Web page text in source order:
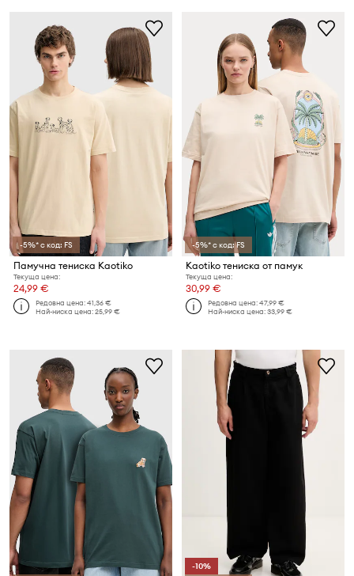
-5%* с код: FS
Памучна тениска Kaotiko
Текуща цена:
24,99 €
Редовна цена:41,36 €
Най-ниска цена:25,99 €
-5%* с код: FS
Kaotiko тениска от памук
Текуща цена:
30,99 €
Редовна цена:47,99 €
Най-ниска цена:33,99 €
-10%